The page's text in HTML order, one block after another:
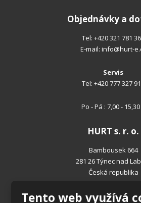
Objednávky a
Tel: +420 321 781
E-mail: info@hurt-
Servis
Tel: +420 777 327
Po - Pá : 7,00 -
HURT s. r. o.
Bambousek 664
281 26 Týnec nad
Česká republika
Tento web využívá